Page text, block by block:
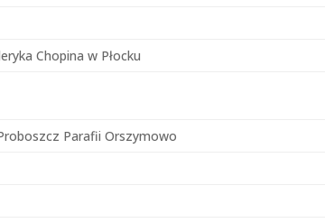
Chopina w Płocku
Parafii Orszymowo